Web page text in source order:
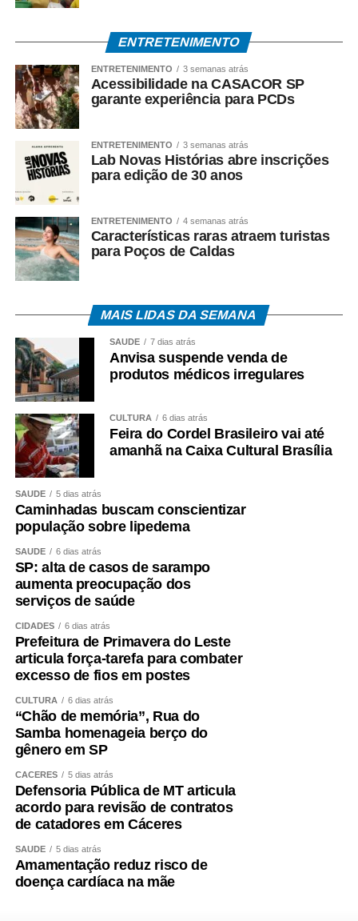
• Portal Gov.br;
• Telefone 158 (Ministério do Trabalho);
• Aplicativos Caixa Tem e Benefícios Sociais Caixa;
• Atendimento Caixa ao Cidadão: 0800-726-0207.
A expectativa é que, em 2026, cerca de 22,2 milhões
de trabalhadores recebam o abono salarial.
COMENTE ABAIXO:
WhatsApp
Facebook
Twitter
Messenger
LinkedIn
Share
ENTRETENIMENTO
ENTRETENIMENTO 3 semanas atrás
Acessibilidade na CASACOR SP
garante experiência para PCDs
ENTRETENIMENTO 3 semanas atrás
Lab Novas Histórias abre inscrições
para edição de 30 anos
ENTRETENIMENTO 4 semanas atrás
Características raras atraem turistas
para Poços de Caldas
MAIS LIDAS DA SEMANA
SAÚDE 7 dias atrás
Anvisa suspende venda de
produtos médicos irregulares
CULTURA 6 dias atrás
Feira do Cordel Brasileiro vai até
amanhã na Caixa Cultural Brasília
SAÚDE 5 dias atrás
Caminhadas buscam conscientizar
população sobre lipedema
SAÚDE 6 dias atrás
SP: alta de casos de sarampo
aumenta preocupação dos
serviços de saúde
CIDADES 6 dias atrás
Prefeitura de Primavera do Leste
articula força-tarefa para combater
excesso de fios em postes
CULTURA 6 dias atrás
“Chão de memória”, Rua do
Samba homenageia berço do
gênero em SP
CÁCERES 5 dias atrás
Defensoria Pública de MT articula
acordo para revisão de contratos
de catadores em Cáceres
SAÚDE 5 dias atrás
Amamentação reduz risco de
doença cardíaca na mãe